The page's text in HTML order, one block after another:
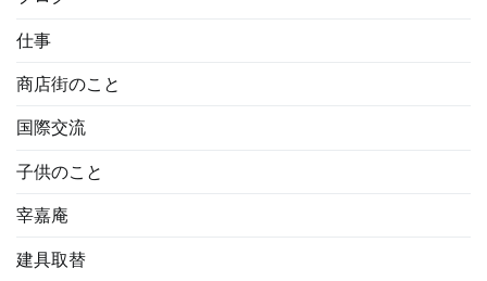
仕事
商店街のこと
国際交流
子供のこと
宰嘉庵
建具取替